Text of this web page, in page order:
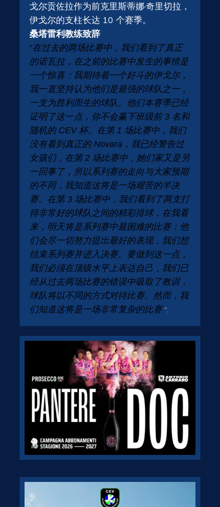
戈尔贡佐拉作为前克里斯蒂娜·奇里切拉，
伊戈尔的支柱长达 10 个赛季。
桑塔雷利教练致辞
“在过去的两场比赛中，我们看到了真正
的诺瓦拉，在之前的比赛中发生的事情是
一个惊喜：我期待着一个好斗的伊戈尔，
我一直坚持认为他们是最强的球队之一，
一支为胜利而生的球队。他们本赛季已经
证明了这一点，你不会赢下班级前 3 名和
随机的 CEV 杯。在第 1 场比赛中，我们
没有看到真正的 Novara，我已经警告过
女孩们，在第 2 场比赛中，她们家又是另
一回事了，所以系列赛的走向与大家预期
的不同，我知道这将是一场艰苦的半决
赛。在第 3 场比赛中，我们看到了两支打
得非常好的球队之间的精彩排球，在我看
来，明天将是系列赛中最困难的比赛：他
们会尽一切努力提出最好的表现，我们想
结束系列赛并进入决赛。要做到这一点，
我们必须在顶级水平上表达自己，我们已
经从过去两场比赛的错误中吸取了教训，
球队将以不同的方式对待比赛。然而，我
们知道这将是一场非常复杂的比赛“.